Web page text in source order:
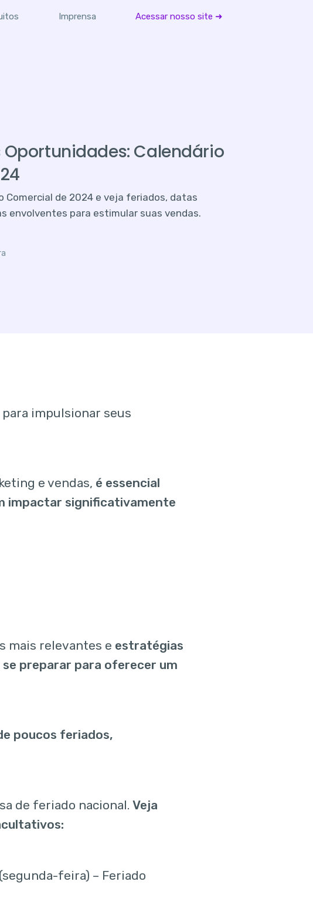
Imprensa Acessar nosso site ➜
Calendário
Comercial de 2024 e veja feriados, datas
envolventes para estimular suas vendas.
impulsionar seus
e vendas, é essencial
impactar significativamente
mais relevantes e estratégias
preparar para oferecer um
poucos feriados,
de feriado nacional. Veja
feira) – Feriado